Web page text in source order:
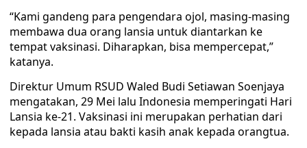
“Kami gandeng para pengendara ojol, masing-masing
membawa dua orang lansia untuk diantarkan ke
tempat vaksinasi. Diharapkan, bisa mempercepat,”
katanya.
Direktur Umum RSUD Waled Budi Setiawan Soenjaya
mengatakan, 29 Mei lalu Indonesia memperingati Hari
Lansia ke-21. Vaksinasi ini merupakan perhatian dari
kepada lansia atau bakti kasih anak kepada orangtua.